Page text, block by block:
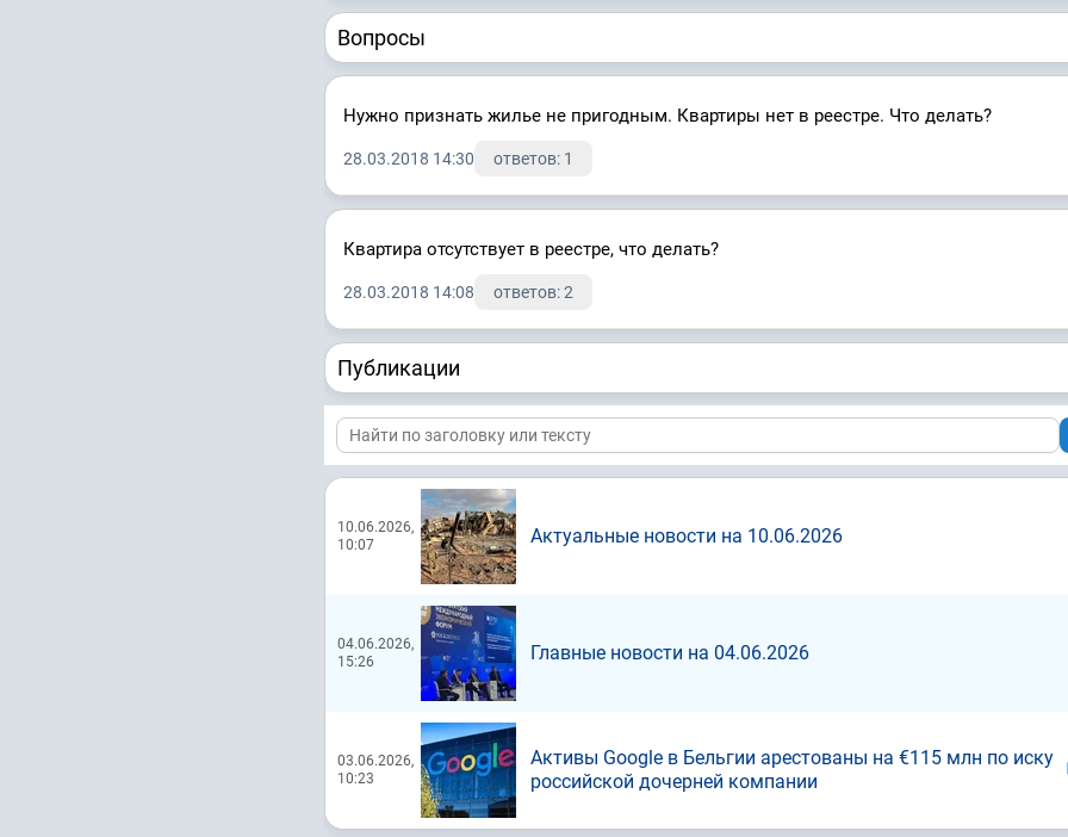
Вопросы
Нужно признать жилье не пригодным. Квартиры нет в реестре. Что делать?
28.03.2018 14:30 ответов: 1
Квартира отсутствует в реестре, что делать?
28.03.2018 14:08 ответов: 2
Публикации
10.06.2026,
10:07
Актуальные новости на 10.06.2026
04.06.2026,
15:26
Главные новости на 04.06.2026
03.06.2026,
10:23
Активы Google в Бельгии арестованы на €115 млн по иску
российской дочерней компании